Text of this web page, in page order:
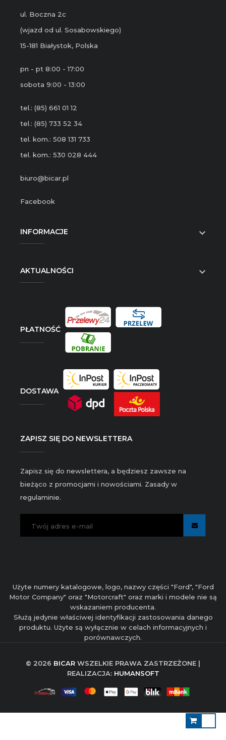
ul. Boczna 2c
(wjazd od ul. Sosabowskiego)
15-181 Białystok, Polska
pn - pt 8:00 - 17:00
sobota 9:00 - 13:00
tel.: (85) 661 01 12
tel.: (85) 733 52 34
tel. kom.: 508 131 733
tel. kom.: 530 028 444
biuro@bicar.pl
Facebook
INFORMACJE 
AKTUALNOŚCI 
PŁATNOŚĆ
DOSTAWA
ZAPISZ SIĘ DO NEWSLETTERA
Zapisz się do newslettera, a będziesz zawsze na
bieżąco z promocjami i nowościami. Zasady w
regulaminie.
Użyte numery katalogowe, logo, nazwy części "Ford", "Ford
Motor Company" oraz "Motorcraft" oraz marki i modele nie są
wskazaniem producenta.
Służą jedynie właściwej identyfikacji zastosowania danego
produktu. Użyte są wyłącznie w celach informacyjnych i
porównawczych.
© 2026 BICAR WSZELKIE PRAWA ZASTRZEŻONE |
REALIZACJA: HUMANSOFT